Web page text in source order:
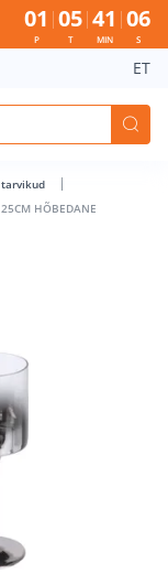
- Bauhof
01
P
05
T
41
MIN
05
S
ET
25CM HÕBEDANE